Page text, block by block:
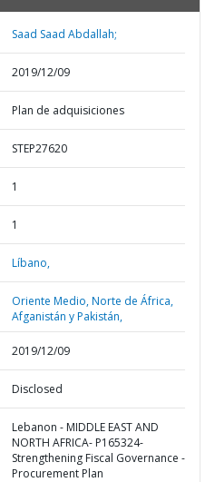
Saad Saad Abdallah;
2019/12/09
Plan de adquisiciones
STEP27620
1
1
Líbano,
Oriente Medio, Norte de África,
Afganistán y Pakistán,
2019/12/09
Disclosed
Lebanon - MIDDLE EAST AND
NORTH AFRICA- P165324-
Strengthening Fiscal Governance -
Procurement Plan